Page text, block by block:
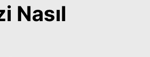
Nasıl